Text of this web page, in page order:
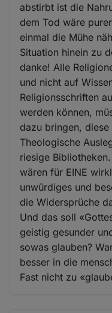
abstirbt ist die
dem Tod wäre
einmal die Mühe
Situation hinein zu
danke! Alle
und nicht auf
Religionsschriften
werden können,
dazu bringen,
Theologische
riesige
wären für EINE
unwürdiges und
die Widersprüche
Und das soll
geistig gesunder
sowas glauben?
besser in die
Fast nicht zu